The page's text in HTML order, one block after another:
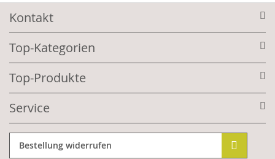
Kontakt
Top-Kategorien
Top-Produkte
Service
Bestellung widerrufen